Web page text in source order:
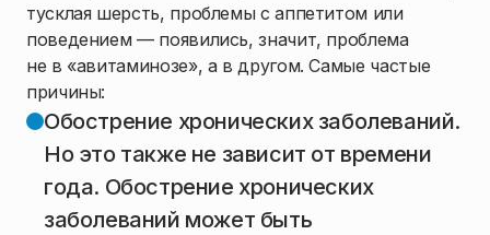
тусклая шерсть, проблемы с аппетитом или
поведением — появились, значит, проблема
не в «авитаминозе», а в другом. Самые частые
причины:
Обострение хронических заболеваний.
Но это также не зависит от времени
года. Обострение хронических
заболеваний может быть